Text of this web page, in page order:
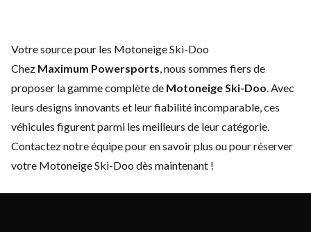
Votre source pour les Motoneige Ski-Doo
Chez Maximum Powersports, nous sommes fiers de
proposer la gamme complète de Motoneige Ski-Doo. Avec
leurs designs innovants et leur fiabilité incomparable, ces
véhicules figurent parmi les meilleurs de leur catégorie.
Contactez notre équipepour en savoir plus ou pour réserver
votre Motoneige Ski-Doo dès maintenant !